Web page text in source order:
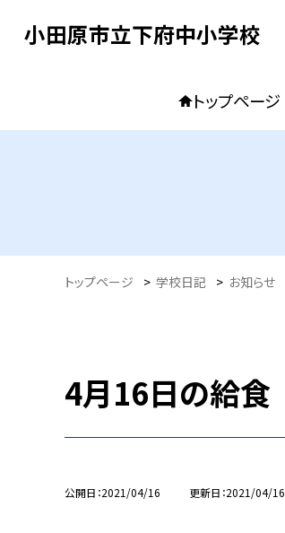
小田原市立下府中小学校
トップページ
トップページ > 学校日記 > お知らせ
4月16日の給食
公開日 2021/04/16 更新日 2021/04/16